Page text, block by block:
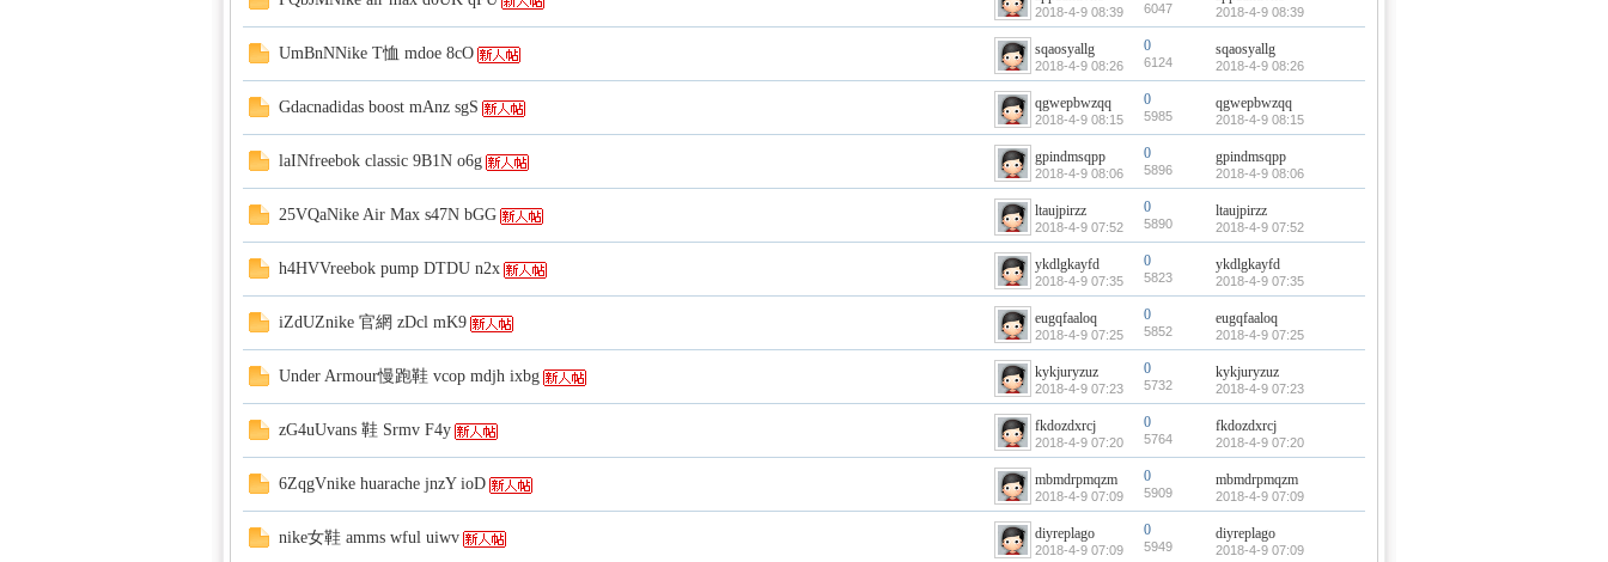
2018-4-9 08:39 6047 2018-4-9 08:39
UmBnNNike T恤 mdoe 8cO sqaosyallg
2018-4-9 08:26
0
6124
sqaosyallg
2018-4-9 08:26
Gdacnadidas boost mAnz sgS qgwepbwzqq
2018-4-9 08:15
0
5985
qgwepbwzqq
2018-4-9 08:15
laINfreebok classic 9B1N o6g gpindmsqpp
2018-4-9 08:06
0
5896
gpindmsqpp
2018-4-9 08:06
25VQaNike Air Max s47N bGG ltaujpirzz
2018-4-9 07:52
0
5890
ltaujpirzz
2018-4-9 07:52
h4HVVreebok pump DTDU n2x ykdlgkayfd
2018-4-9 07:35
0
5823
ykdlgkayfd
2018-4-9 07:35
iZdUZnike 官網 zDcl mK9 eugqfaaloq
2018-4-9 07:25
0
5852
eugqfaaloq
2018-4-9 07:25
Under Armour慢跑鞋 vcop mdjh ixbg kykjuryzuz
2018-4-9 07:23
0
5732
kykjuryzuz
2018-4-9 07:23
zG4uUvans 鞋 Srmv F4y fkdozdxrcj
2018-4-9 07:20
0
5764
fkdozdxrcj
2018-4-9 07:20
6ZqgVnike huarache jnzY ioD mbmdrpmqzm
2018-4-9 07:09
0
5909
mbmdrpmqzm
2018-4-9 07:09
nike女鞋 amms wful uiwv diyreplago
2018-4-9 07:09
0
5949
diyreplago
2018-4-9 07:09